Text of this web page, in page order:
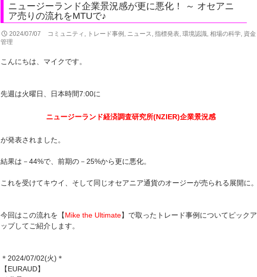
ニュージーランド企業景況感が更に悪化！ ～ オセアニ
ア売りの流れをMTUで♪
2024/07/07 コミュニティ , トレード事例 , ニュース, 指標発表, 環境認識, 相場の科学, 資金
管理
こんにちは、マイクです。
先週は火曜日、日本時間7:00に
ニュージーランド経済調査研究所(NZIER)企業景況感
が発表されました。
結果は－44%で、前期の－25%から更に悪化。
これを受けてキウイ、そして同じオセアニア通貨のオージーが売られる展開に。
今回はこの流れを【Mike the Ultimate】で取ったトレード事例についてピックア
ップしてご紹介します。
＊2024/07/02(火)＊
【EURAUD】